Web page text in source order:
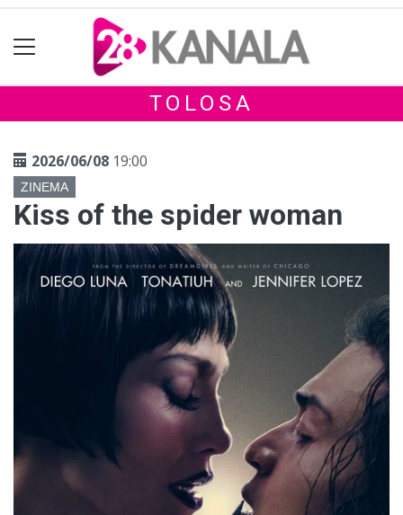
TOLOSA
2026/06/08 19:00
ZINEMA
Kiss of the spider woman